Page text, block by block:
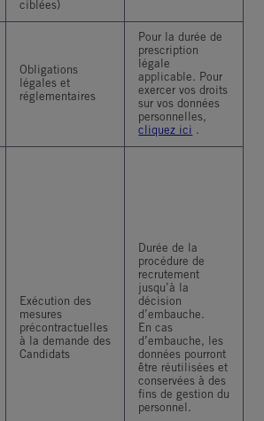
ciblées)
Obligations
légales et
réglementaires
Pour la durée de
prescription
légale
applicable. Pour
exercer vos droits
sur vos données
personnelles,
cliquez ici .
Exécution des
mesures
précontractuelles
à la demande des
Candidats
Durée de la
procédure de
recrutement
jusqu’à la
décision
d’embauche.
En cas
d’embauche, les
données pourront
être réutilisées et
conservées à des
fins de gestion du
personnel.